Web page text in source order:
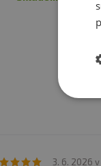
3. 6. 2026 v